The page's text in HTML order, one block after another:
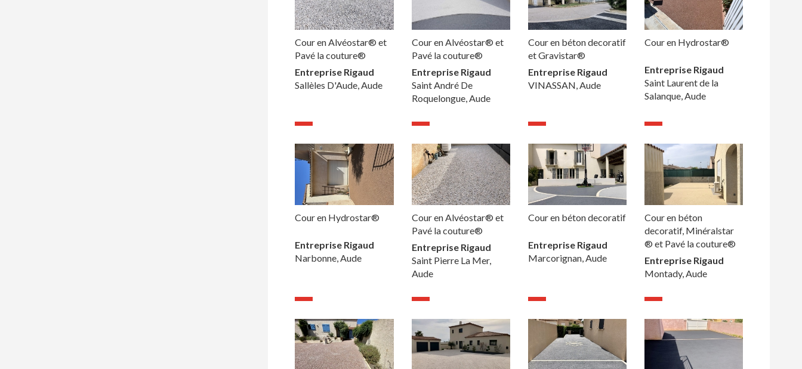
Cour en Alvéostar® et
Pavé la couture®
Entreprise Rigaud
Sallèles D'Aude, Aude
Cour en Alvéostar® et
Pavé la couture®
Entreprise Rigaud
Saint André De
Roquelongue, Aude
Cour en béton decoratif
et Gravistar®
Entreprise Rigaud
VINASSAN, Aude
Cour en Hydrostar®
Entreprise Rigaud
Saint Laurent de la
Salanque, Aude
Cour en Hydrostar®
Entreprise Rigaud
Narbonne, Aude
Cour en Alvéostar® et
Pavé la couture®
Entreprise Rigaud
Saint Pierre La Mer,
Aude
Cour en béton decoratif
Entreprise Rigaud
Marcorignan, Aude
Cour en béton
decoratif, Minéralstar
® et Pavé la couture®
Entreprise Rigaud
Montady, Aude